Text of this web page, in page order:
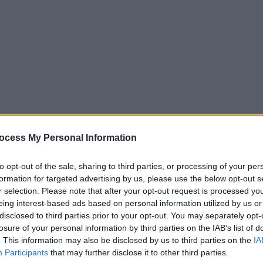
My Personal Information
opt-out of the sale, sharing to third parties, or processing of your
for targeted advertising by us, please use the below opt-out
selection. Please note that after your opt-out request is processed
interest-based ads based on personal information utilized by us
to third parties prior to your opt-out. You may separately
of your personal information by third parties on the IAB’s list of
This information may also be disclosed by us to third parties on the
Participants that may further disclose it to other third parties.
INTERO STABILE SIGNORILE: UNA DIMORA DI RARA
di rappresentanza. Si tratta di un intero stabile cielo-terra,
La proprietà si articola in due unità abitative padronali, distribuite
per ogni appartamento: una caratteristica funzionale che
principale. Gli interni sono caratterizzati da ambienti ampi
Il valore dell'immobile è incrementato da ampie superfici
o come spazio logistico/espositivo. Un secondo
complesso. POTENZIALE DELL'INVESTIMENTO Con una
che desiderano vivere vicini mantenendo la propria autonomia, sia